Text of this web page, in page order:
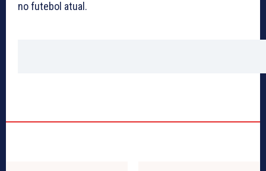
no futebol atual.